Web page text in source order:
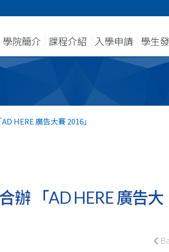
學院簡介 課程介紹 入學申請 學生
HERE 廣告大賽 2016」
辦 「AD HERE 廣告大